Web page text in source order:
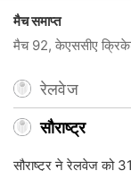
मैच समाप्त
मैच 92, केएससीए
रेलवेज
सौराष्ट्र
सौराष्ट्र ने रेलवेज को